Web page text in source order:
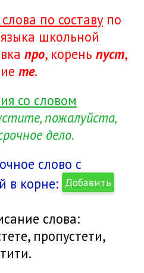
по составу по
школьной
про, корень пуст,
те.
со словом
пожалуйста,
дело.
слово с
в корне: Добавить
слова:
пропустети,